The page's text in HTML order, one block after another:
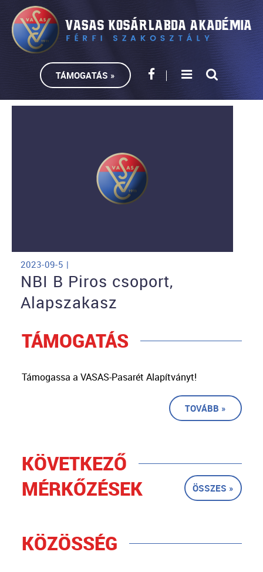
TÁMOGATÁS »
2023-09-5 |
NBI B Piros csoport,
Alapszakasz
TÁMOGATÁS
Támogassa a VASAS-Pasarét Alapítványt!
TOVÁBB »
KÖVETKEZŐ
MÉRKŐZÉSEK
ÖSSZES »
KÖZÖSSÉG